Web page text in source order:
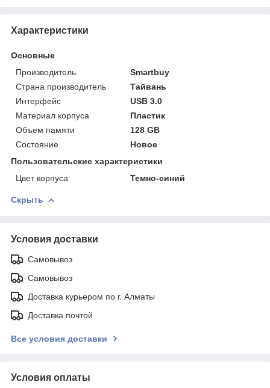
Характеристики
Основные
Производитель
Smartbuy
Страна производитель
Тайвань
Интерфейс
USB 3.0
Материал корпуса
Пластик
Объем памяти
128 GB
Состояние
Новое
Пользовательские характеристики
Цвет корпуса
Темно-синий
Скрыть
Условия доставки
Самовывоз
Самовывоз
Доставка курьером по г. Алматы
Доставка почтой
Все условия доставки
Условия оплаты